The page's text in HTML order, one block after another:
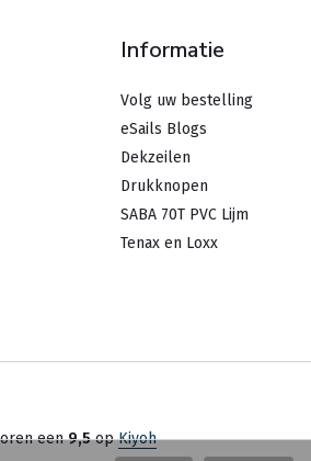
Informatie
Volg uw bestelling
eSails Blogs
Dekzeilen
Drukknopen
SABA 70T PVC Lijm
Tenax en Loxx
een9,5opKiyoh